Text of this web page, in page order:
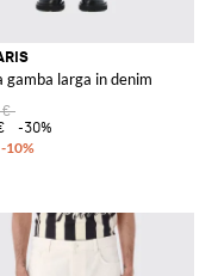
e tasca a toppa
gamba larga in denim
€
-30%